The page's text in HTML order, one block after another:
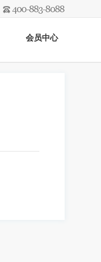
会员中心